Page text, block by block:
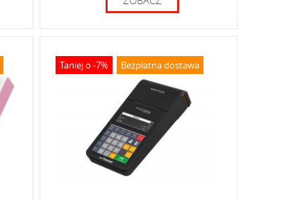
Taniej o -7% Bezpłatna dostawa